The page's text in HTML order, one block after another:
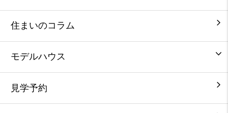
住まいのコラム
モデルハウス
見学予約